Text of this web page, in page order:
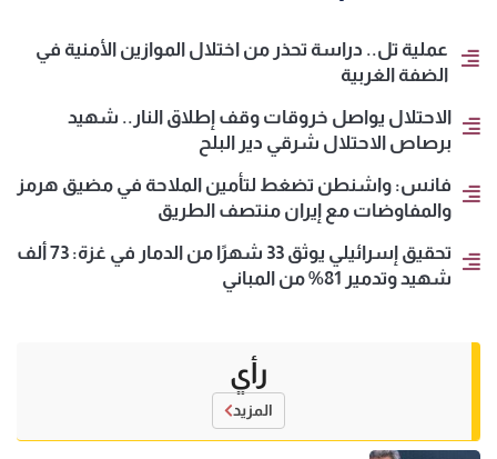
عملية تل.. دراسة تحذر من اختلال الموازين الأمنية في
الضفة الغربية
الاحتلال يواصل خروقات وقف إطلاق النار.. شهيد
برصاص الاحتلال شرقي دير البلح
فانس: واشنطن تضغط لتأمين الملاحة في مضيق هرمز
والمفاوضات مع إيران منتصف الطريق
تحقيق إسرائيلي يوثق 33 شهرًا من الدمار في غزة: 73 ألف
شهيد وتدمير 81% من المباني
رأي
المزيد